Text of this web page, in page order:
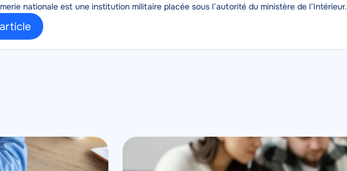
de
nationale est une institution militaire placée sous l’autorité du ministère de l’Intérieur.
Image
Image